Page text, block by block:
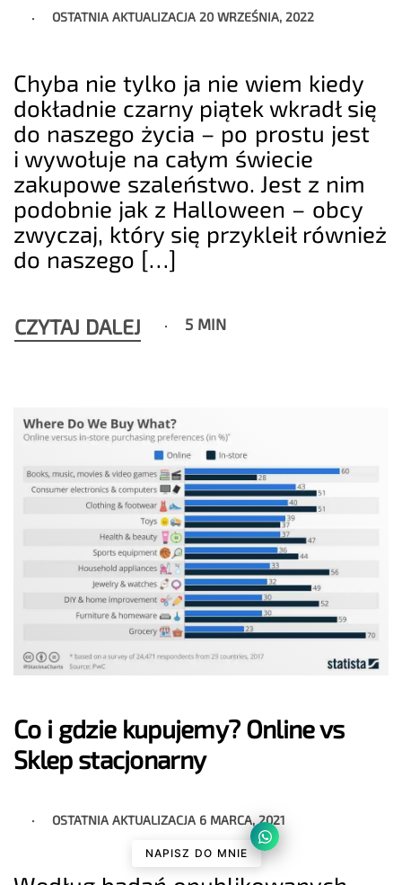
OSTATNIA AKTUALIZACJA 20 WRZEŚNIA, 2022
Chyba nie tylko ja nie wiem kiedy
dokładnie czarny piątek wkradł się
do naszego życia – po prostu jest
i wywołuje na całym świecie
zakupowe szaleństwo. Jest z nim
podobnie jak z Halloween – obcy
zwyczaj, który się przykleił również
do naszego […]
CZYTAJ DALEJ 5 MIN
Co i gdzie kupujemy? Online vs
Sklep stacjonarny
OSTATNIA AKTUALIZACJA 6 MARCA, 2021
NAPISZ DO MNIE